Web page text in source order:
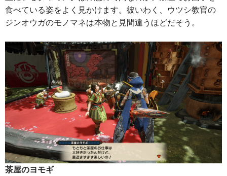
食べている姿をよく見かけます。彼いわく、ウツシ教官の
ジンオウガのモノマネは本物と見間違うほどだそう。
茶屋のヨモギ